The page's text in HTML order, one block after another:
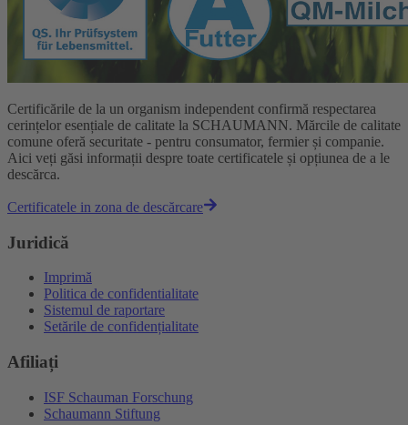
Certificările de la un organism independent confirmă respectarea
cerințelor esențiale de calitate la SCHAUMANN. Mărcile de calitate
comune oferă securitate - pentru consumator, fermier și companie.
Aici veți găsi informații despre toate certificatele și opțiunea de a le
descărca.
Certificatele in zona de descărcare
Juridică
Imprimă
Politica de confidentialitate
Sistemul de raportare
Setările de confidențialitate
Afiliați
ISF Schauman Forschung
Schaumann Stiftung